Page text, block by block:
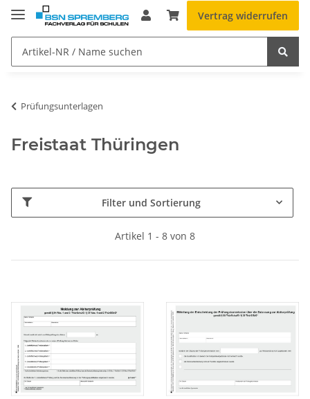
Vertrag widerrufen
Prüfungsunterlagen
Freistaat Thüringen
Filter und Sortierung
Artikel 1 - 8 von 8